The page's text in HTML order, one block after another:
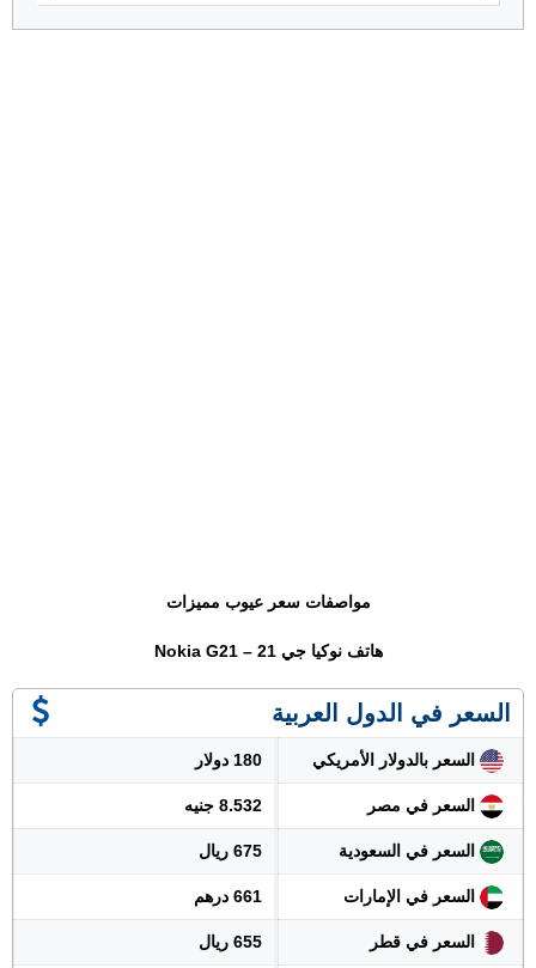
مواصفات سعر عيوب مميزات
هاتف نوكيا جي 21 – Nokia G21
السعر في الدول العربية
السعر بالدولار الأمريكي 180 دولار
السعر في مصر 8.532 جنيه
السعر في السعودية 675 ريال
السعر في الإمارات 661 درهم
السعر في قطر 655 ريال